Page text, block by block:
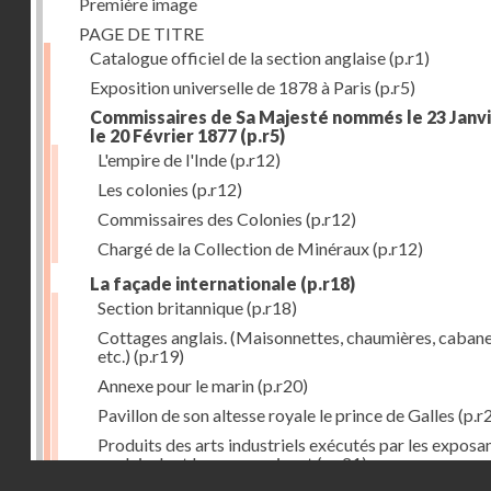
PAGE DE TITRE
Catalogue officiel de la section anglaise(p.r1)
Exposition universelle de 1878 à Paris (p.r5)
Commissaires de Sa Majesté nommés le 23
le 20 Février 1877 (p.r5)
L'empire de l'Inde(p.r12)
Les colonies (p.r12)
Commissaires des Colonies (p.r12)
Chargé de la Collection de Minéraux(p.r12)
La façade internationale (p.r18)
Section britannique(p.r18)
Cottages anglais. (Maisonnettes, chaumières,
etc.) (p.r19)
Annexe pour le marin(p.r20)
Pavillon de son altesse royale le prince de Galles
Produits des arts industriels exécutés par les
anglais dont les noms suivent(p.r21)